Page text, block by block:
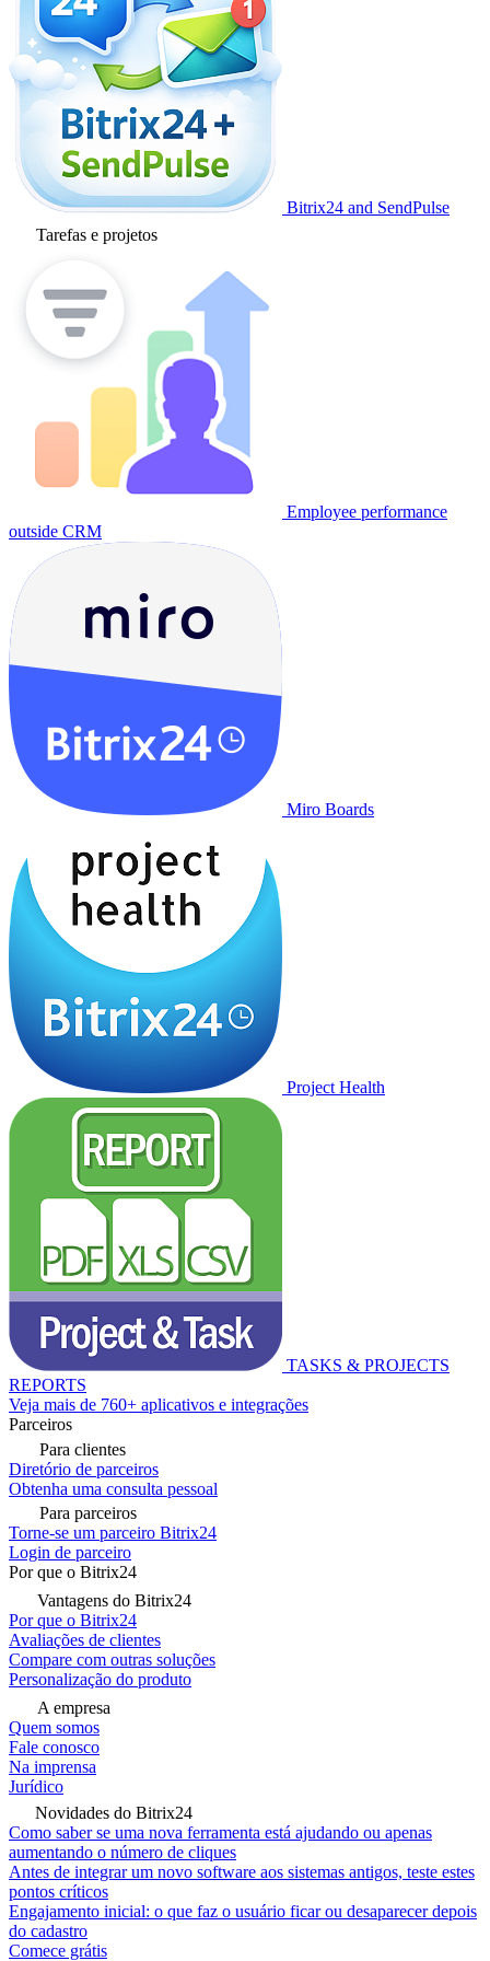
Bitrix24 and SendPulse
Tarefas e projetos
Employee performance
outside CRM
Miro Boards
Project Health
TASKS & PROJECTS
REPORTS
Veja mais de 760+ aplicativos e integrações
Parceiros
Para clientes
Diretório de parceiros
Obtenha uma consulta pessoal
Para parceiros
Torne-se um parceiro Bitrix24
Login de parceiro
Por que o Bitrix24
Vantagens do Bitrix24
Por que o Bitrix24
Avaliações de clientes
Compare com outras soluções
Personalização do produto
A empresa
Quem somos
Fale conosco
Na imprensa
Jurídico
Novidades do Bitrix24
Como saber se uma nova ferramenta está ajudando ou apenas
aumentando o número de cliques
Antes de integrar um novo software aos sistemas antigos, teste estes
pontos críticos
Engajamento inicial: o que faz o usuário ficar ou desaparecer depois
do cadastro
Comece grátis